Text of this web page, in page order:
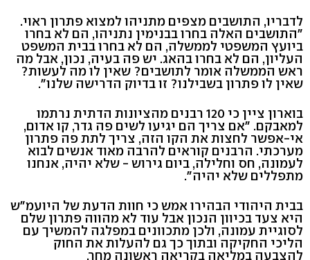
לדבריו, התושבים מצפים מתניהו למצוא פתרון ראוי.
"התושבים האלה בחרו בבנימין נתניהו, הם לא בחרו
ביועץ המשפטי לממשלה, הם לא בחרו בבית המשפט
העליון, הם לא בחרו בהאג. יש פה בעיה, נכון, אבל מה
ראש הממשלה אומר לתושבים? שאין לו מה לעשות?
שאין לו פתרון בשבילנו? זו בדיוק הדרישה שלנו".
בוארון ציין כי 120 רבנים מהציונות הדתית נרתמו
למאבקם. "אם צריך הם יגיעו לשים פה גדר, קו אדום,
אי-אפשר לחצות את הקו הזה, צריך לתת פה פתרון
מערכתי. הרבנים קוראים להרבה מאוד אנשים לבוא
לעמונה, חס וחלילה, ביום גירוש - שלא יהיה, אנחנו
מתפללים שלא יהיה".
בבית היהודי הבהירו אמש כי חוות הדעת של היועמ"ש
היא צעד בכיוון הנכון אבל עוד לא מהווה פתרון שלם
לסוגיית עמונה, ולכן מתכוונים במפלגה להמשיך עם
הליכי החקיקה ובתוך כך גם להעלות את החוק
להצבעה במליאה בקריאה ראשונה מחר.